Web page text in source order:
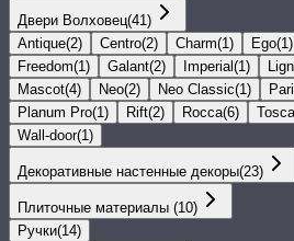
Двери Волховец(41)
Antique(2) Centro(2) Charm(1) Ego(1)
Freedom(1) Galant(2) Imperial(1)
Mascot(4) Neo(2) Neo Classic(1)
Planum Pro(1) Rift(2) Rocca(6)
Wall-door(1)
Декоративные настенные декоры(23)
Плиточные материалы (10)
Ручки(14)